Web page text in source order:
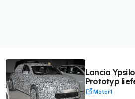
Lancia
Prototyp
Motor1